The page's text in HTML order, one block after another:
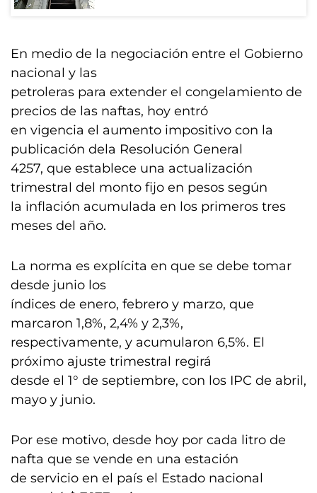
En medio de la negociación entre el Gobierno
nacional y las
petroleras para extender el congelamiento de
precios de las naftas, hoy entró
en vigencia el aumento impositivo con la
publicación dela Resolución General
4257, que establece una actualización
trimestral del monto fijo en pesos según
la inflación acumulada en los primeros tres
meses del año.
La norma es explícita en que se debe tomar
desde junio los
índices de enero, febrero y marzo, que
marcaron 1,8%, 2,4% y 2,3%,
respectivamente, y acumularon 6,5%. El
próximo ajuste trimestral regirá
desde el 1° de septiembre, con los IPC de abril,
mayo y junio.
Por ese motivo, desde hoy por cada litro de
nafta que se vende en una estación
de servicio en el país el Estado nacional